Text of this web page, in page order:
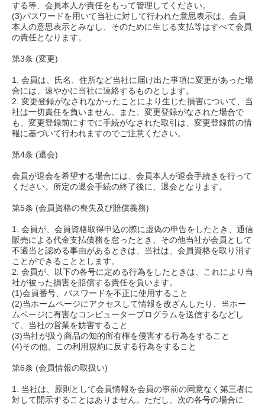
する等、会員本人が責任をもって管理してください。
(3)パスワードを用いて当社に対して行われた意思表示は、会員
本人の意思表示とみなし、そのために生じる支払等はすべて会員
の責任となります。
第3条 (変更)
1. 会員は、氏名、住所など当社に届け出た事項に変更があった場
合には、速やかに当社に連絡するものとします。
2. 変更登録がなされなかったことにより生じた損害について、当
社は一切責任を負いません。また、変更登録がなされた場合で
も、変更登録前にすでに手続がなされた取引は、変更登録前の情
報に基づいて行われますのでご注意ください。
第4条 (退会)
会員が退会を希望する場合には、会員本人が退会手続きを行って
ください。所定の退会手続の終了後に、退会となります。
第5条 (会員資格の喪失及び賠償義務)
1. 会員が、会員資格取得申込の際に虚偽の申告をしたとき、通信
販売による代金支払債務を怠ったとき、その他当社が会員として
不適当と認める事由があるときは、当社は、会員資格を取り消す
ことができることとします。
2. 会員が、以下の各号に定める行為をしたときは、これにより当
社が被った損害を賠償する責任を負います。
(1)会員番号、パスワードを不正に使用すること
(2)当ホームページにアクセスして情報を改ざんしたり、当ホー
ムページに有害なコンピュータープログラムを送信するなどし
て、当社の営業を妨害すること
(3)当社が扱う商品の知的所有権を侵害する行為をすること
(4)その他、この利用規約に反する行為をすること
第6条 (会員情報の取扱い)
1. 当社は、原則として会員情報を会員の事前の同意なく第三者に
対して開示することはありません。ただし、次の各号の場合に